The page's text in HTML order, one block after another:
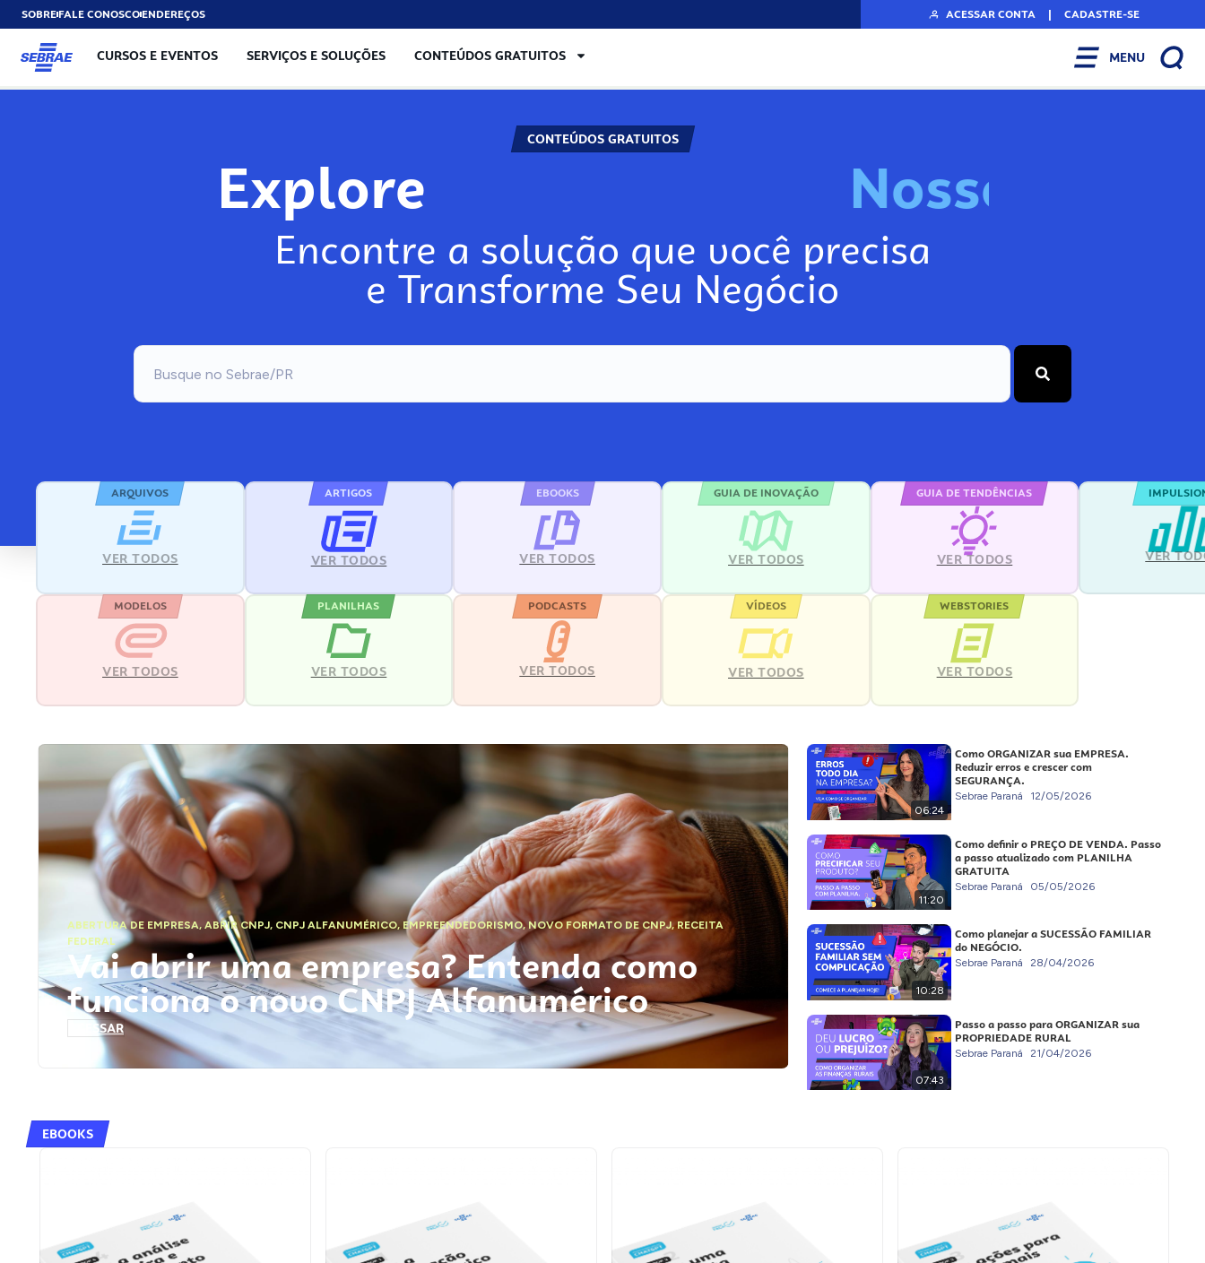
SOBREFALE CONOSCOENDEREÇOS ACESSAR CONTA | CADASTRE-SE
CURSOS E EVENTOS SERVIÇOS E SOLUÇÕES CONTEÚDOS GRATUITOS MENU
CONTEÚDOS GRATUITOS
Explore Nosso
Encontre a solução que você precisa
e Transforme Seu Negócio
ARQUIVOS
VER TODOS
ARTIGOS
VER TODOS
EBOOKS
VER TODOS
GUIA DE INOVAÇÃO
VER TODOS
GUIA DE TENDÊNCIAS
VER TODOS VER
MODELOS
VER TODOS
PLANILHAS
VER TODOS
PODCASTS
VER TODOS
VÍDEOS
VER TODOS
WEBSTORIES
VER TODOS
ABERTURA DE EMPRESA,ABRIR CNPJ, CNPJ ALFANUMÉRICO, EMPREENDEDORISMO,NOVO FORMATO DE CNPJ,RECEITA
FEDERAL
Vai abrir uma empresa? Entenda como
funciona o novo CNPJ Alfanumérico
ACESSAR
06:24
Como ORGANIZAR sua EMPRESA.
Reduzir erros e crescer com
SEGURANÇA.
Sebrae Paraná 12/05/2026
11:20
Como definir o PREÇO DE VENDA. Passo
a passo atualizado com PLANILHA
GRATUITA
Sebrae Paraná 05/05/2026
10:28
Como planejar a SUCESSÃO FAMILIAR
do NEGÓCIO.
Sebrae Paraná 28/04/2026
07:43
Passo a passo para ORGANIZAR sua
PROPRIEDADE RURAL
Sebrae Paraná 21/04/2026
EBOOKS